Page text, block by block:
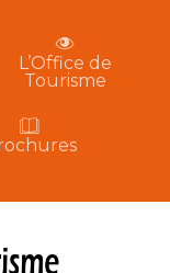
L’Office de
Tourisme